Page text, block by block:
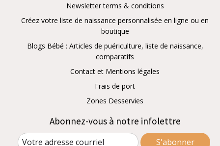
Newsletter terms & conditions
Créez votre liste de naissance personnalisée en ligne ou en
boutique
Blogs Bébé : Articles de puériculture, liste de naissance,
comparatifs
Contact et Mentions légales
Frais de port
Zones Desservies
Abonnez-vous à notre infolettre
S'abonner